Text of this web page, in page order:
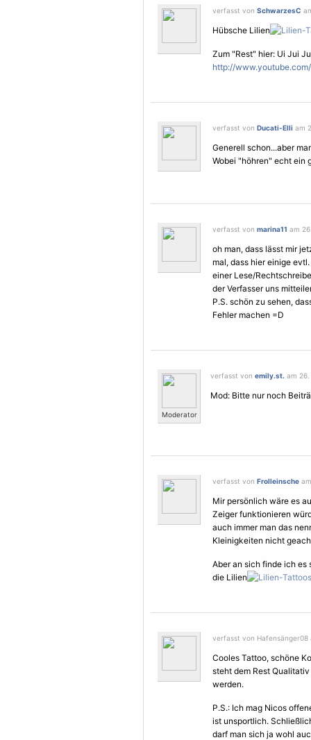
verfasst von SchwarzesC
Hübsche Lilien
Zum "Rest" hier: Ui Jui
http://
verfasst von Ducati-Elli am
Generell schon...aber
Wobei "höhren" echt ein
verfasst von marina11 am
oh man, dass lässt mir
mal, dass hier einige
einer Lese/
der Verfasser uns
P.S. schön zu sehen,
Fehler machen =D
Moderator
verfasst von emily.st. am
Mod: Bitte nur noch
verfasst von Frolleinsche
Mir persönlich wäre es
Zeiger funktionieren
auch immer man das
Kleinigkeiten nicht
Aber an sich finde ich es
die Lilien
verfasst von Hafensänger08
Cooles Tattoo, schöne
steht dem Rest
werden.
P.S.: Ich mag Nicos
ist unsportlich.
darf man sich ja wohl